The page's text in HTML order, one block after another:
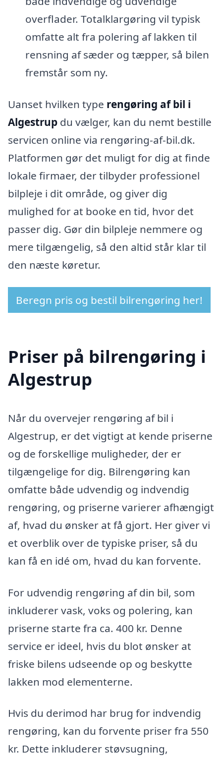
overflader. Totalklargøring vil typisk
omfatte alt fra polering af lakken til
rensning af sæder og tæpper, så bilen
fremstår som ny.
Uanset hvilken type rengøring af bil i
Algestrup du vælger, kan du nemt bestille
servicen online via rengøring-af-bil.dk.
Platformen gør det muligt for dig at finde
lokale firmaer, der tilbyder professionel
bilpleje i dit område, og giver dig
mulighed for at booke en tid, hvor det
passer dig. Gør din bilpleje nemmere og
mere tilgængelig, så den altid står klar til
den næste køretur.
Beregn pris og bestil bilrengøring her!
Priser på bilrengøring i
Algestrup
Når du overvejer rengøring af bil i
Algestrup, er det vigtigt at kende priserne
og de forskellige muligheder, der er
tilgængelige for dig. Bilrengøring kan
omfatte både udvendig og indvendig
rengøring, og priserne varierer afhængigt
af, hvad du ønsker at få gjort. Her giver vi
et overblik over de typiske priser, så du
kan få en idé om, hvad du kan forvente.
For udvendig rengøring af din bil, som
inkluderer vask, voks og polering, kan
priserne starte fra ca. 400 kr. Denne
service er ideel, hvis du blot ønsker at
friske bilens udseende op og beskytte
lakken mod elementerne.
Hvis du derimod har brug for indvendig
rengøring, kan du forvente priser fra 550
kr. Dette inkluderer støvsugning,